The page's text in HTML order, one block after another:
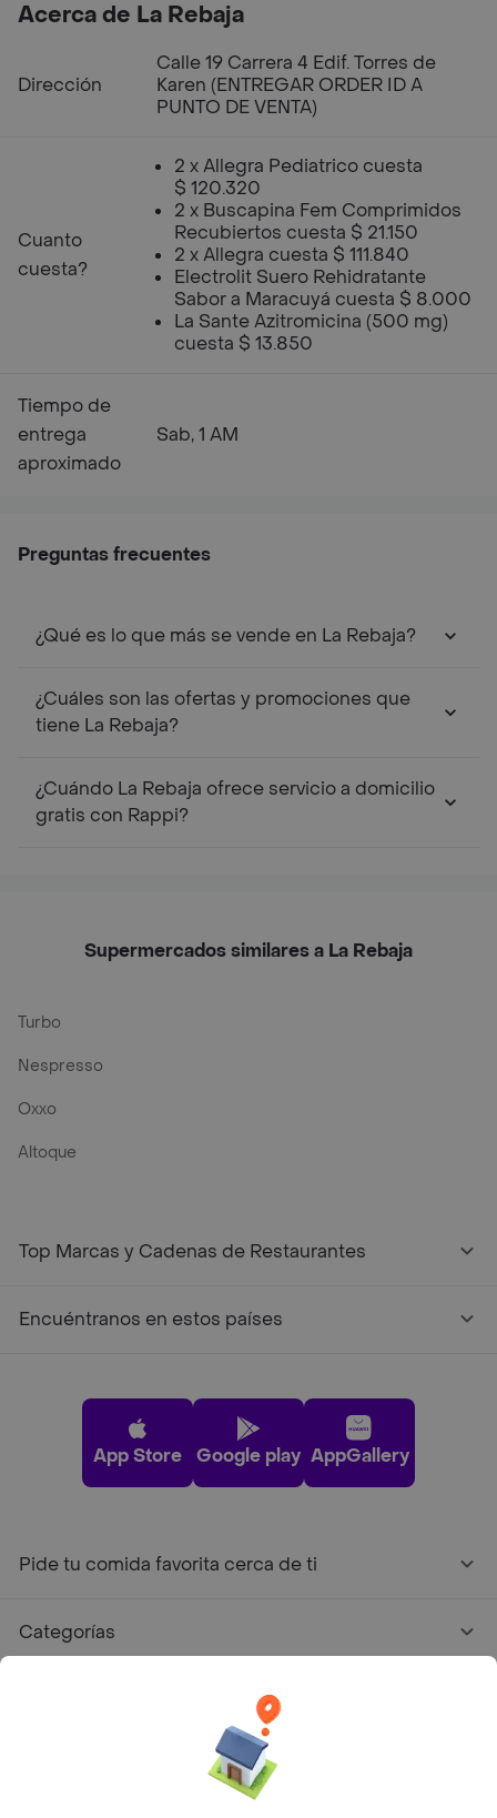
Acerca de La Rebaja
Dirección
Calle 19 Carrera 4 Edif. Torres de
Karen (ENTREGAR ORDER ID A
PUNTO DE VENTA)
Cuanto
cuesta?
2 x Allegra Pediatrico cuesta
$ 120.320
2 x Buscapina Fem Comprimidos
Recubiertos cuesta $ 21.150
2 x Allegra cuesta $ 111.840
Electrolit Suero Rehidratante
Sabor a Maracuyá cuesta $ 8.000
La Sante Azitromicina (500 mg)
cuesta $ 13.850
Tiempo de
entrega
aproximado
Sab, 1 AM
Preguntas frecuentes
¿Qué es lo que más se vende en La Rebaja?
¿Cuáles son las ofertas y promociones que
tiene La Rebaja?
¿Cuándo La Rebaja ofrece servicio a domicilio
gratis con Rappi?
Supermercados similares a La Rebaja
Turbo
Nespresso
Oxxo
Altoque
Top Marcas y Cadenas de Restaurantes
Encuéntranos en estos países
App Store Google play AppGallery
Pide tu comida favorita cerca de ti
Categorías